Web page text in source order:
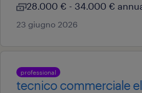
28.000 € - 34.000 €
23 giugno 2026
professional
tecnico commerciale